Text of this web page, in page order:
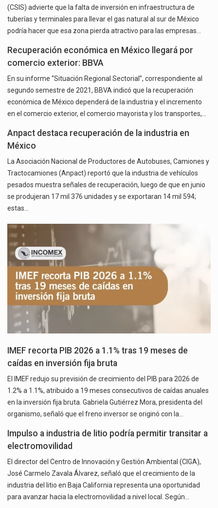
(CSIS) advierte que la falta de inversión en infraestructura de
tuberías y terminales para llevar el gas natural al sur de México
podría hacer que esa zona pierda atractivo para las empresas…
Recuperación económica en México llegará por
comercio exterior: BBVA
En su informe “Situación Regional Sectorial”, correspondiente al
segundo semestre de 2021, BBVA indicó que la recuperación
económica de México dependerá de la industria y el incremento
en el comercio exterior, el comercio mayorista y los transportes,…
Anpact destaca recuperación de la industria en
México
La Asociación Nacional de Productores de Autobuses, Camiones y
Tractocamiones (Anpact) reportó que la industria de vehículos
pesados muestra señales de recuperación, luego de que en junio
se produjeran 17 mil 376 unidades y se exportaran 14 mil 594;
estas…
IMEF recorta PIB 2026 a 1.1% tras 19 meses de
caídas en inversión fija bruta
El IMEF redujo su previsión de crecimiento del PIB para 2026 de
1.2% a 1.1%, atribuido a 19 meses consecutivos de caídas anuales
en la inversión fija bruta. Gabriela Gutiérrez Mora, presidenta del
organismo, señaló que el freno inversor se originó con la…
Impulso a industria de litio podría permitir transitar a
electromovilidad
El director del Centro de Innovación y Gestión Ambiental (CIGA),
José Carmelo Zavala Álvarez, señaló que el crecimiento de la
industria del litio en Baja California representa una oportunidad
para avanzar hacia la electromovilidad a nivel local. Según…